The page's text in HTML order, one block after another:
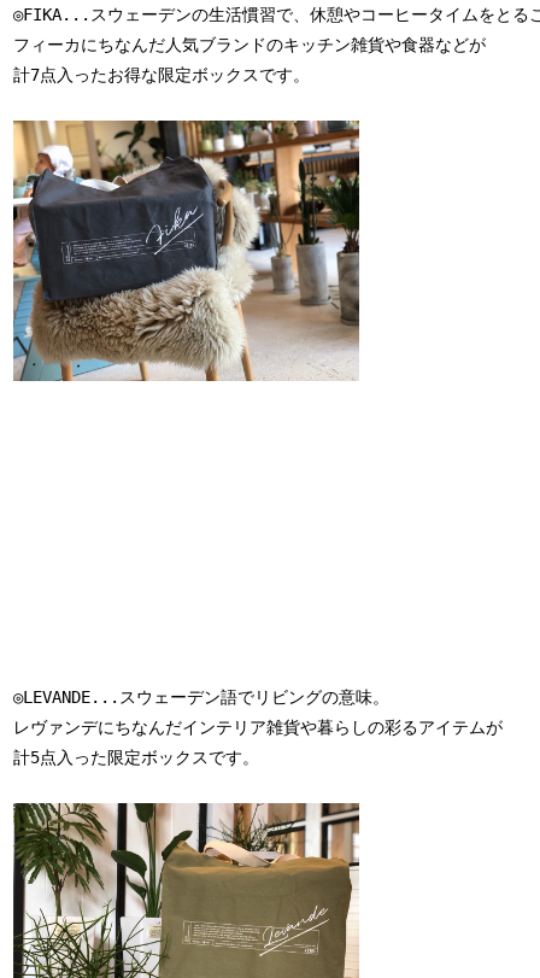
◎FIKA...スウェーデンの生活慣習で、休憩やコーヒータイムをとる
フィーカにちなんだ人気ブランドのキッチン雑貨や食器などが
計7点入ったお得な限定ボックスです。
◎LEVANDE...スウェーデン語でリビングの意味。
レヴァンデにちなんだインテリア雑貨や暮らしの彩るアイテムが
計5点入った限定ボックスです。